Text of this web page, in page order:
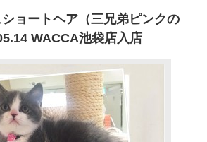
ョートヘア（三兄弟ピンクの
WACCA池袋店入店